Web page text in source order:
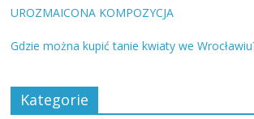
UROZMAICONA KOMPOZYCJA
Gdzie można kupić tanie kwiaty we
Kategorie